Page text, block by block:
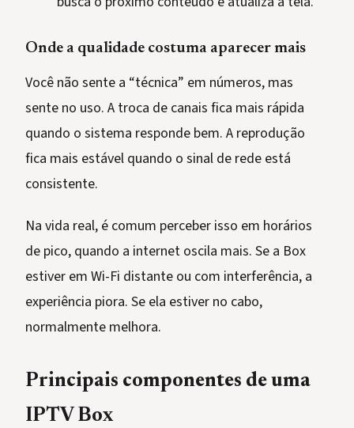
Onde a qualidade costuma aparecer mais
Você não sente a “técnica” em números, mas
sente no uso. A troca de canais fica mais rápida
quando o sistema responde bem. A reprodução
fica mais estável quando o sinal de rede está
consistente.
Na vida real, é comum perceber isso em horários
de pico, quando a internet oscila mais. Se a Box
estiver em Wi-Fi distante ou com interferência, a
experiência piora. Se ela estiver no cabo,
normalmente melhora.
Principais componentes de uma
IPTV Box